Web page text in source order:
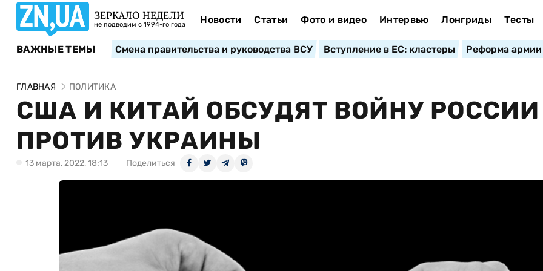
ЗЕРКАЛО НЕДЕЛИ
не подводим с 1994-го года Новости Статьи Фото и видео Интервью Лонгриды Тесты
ВАЖНЫЕ ТЕМЫ Смена правительства и руководства ВСУ Вступление в ЕС: кластеры Реформа армии
ГЛАВНАЯ ПОЛИТИКА
США И КИТАЙ ОБСУДЯТ ВОЙНУ РОССИИ
ПРОТИВ УКРАИНЫ
13 марта, 2022, 18:13 Поделиться